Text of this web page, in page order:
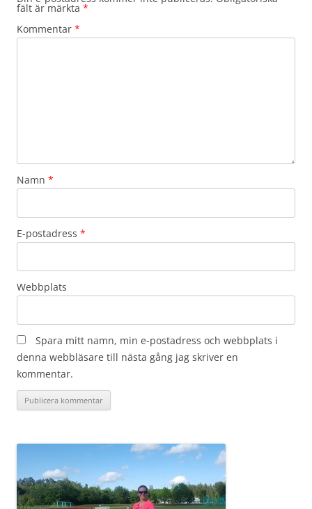
fält är märkta *
Kommentar *
Namn *
E-postadress *
Webbplats
Spara mitt namn, min e-postadress och webbplats i
denna webbläsare till nästa gång jag skriver en
kommentar.